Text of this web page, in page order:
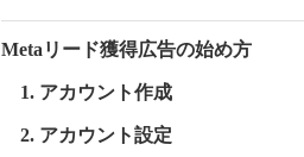
Metaリード獲得広告の始め方
1. アカウント作成
2. アカウント設定